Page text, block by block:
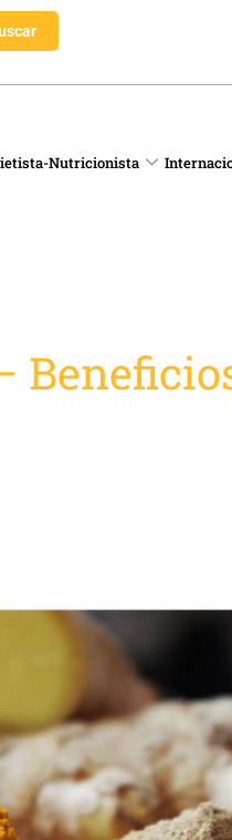
Nutricionista